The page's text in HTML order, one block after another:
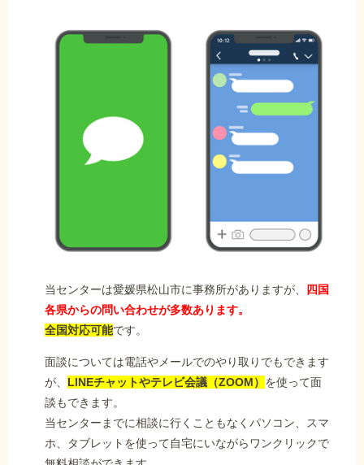
当センターは愛媛県松山市に事務所がありますが、
四国
各県からの問い合わせが多数あります。
全国対応可能です。
面談については電話やメールでのやり取りでもできます
が、 LINEチャットやテレビ会議（ZOOM） を使って面
談もできます。
当センターまでに相談に行くこともなくパソコン、スマ
ホ、タブレットを使って自宅にいながらワンクリックで